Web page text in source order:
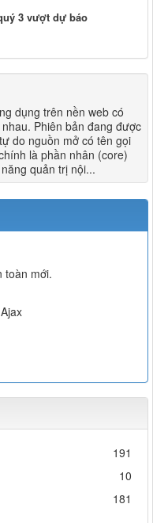
3 vượt dự báo
dụng trên nền web có
Phiên bản đang được
do nguồn mở có tên gọi
là phần nhân (core)
quản trị nội...
toàn mới.
191
10
181